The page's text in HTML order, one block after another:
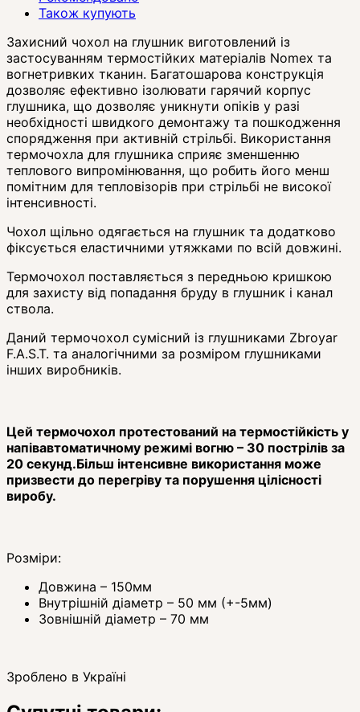
Також купують
Захисний чохол на глушник виготовлений із
застосуванням термостійких матеріалів Nomex та
вогнетривких тканин. Багатошарова конструкція
дозволяє ефективно ізолювати гарячий корпус
глушника, що дозволяє уникнути опіків у разі
необхідності швидкого демонтажу та пошкодження
спорядження при активній стрільбі. Використання
термочохла для глушника сприяє зменшенню
теплового випромінювання, що робить його менш
помітним для тепловізорів при стрільбі не високої
інтенсивності.
Чохол щільно одягається на глушник та додатково
фіксується еластичними утяжками по всій довжині.
Термочохол поставляється з передньою кришкою
для захисту від попадання бруду в глушник і канал
ствола.
Даний термочохол сумісний із глушниками Zbroyar
F.A.S.T. та аналогічними за розміром глушниками
інших виробників.
Цей термочохол протестований на термостійкість у
напівавтоматичному режимі вогню – 30 пострілів за
20 секунд.Більш інтенсивне використання може
призвести до перегріву та порушення цілісності
виробу.
Розміри:
Довжина – 150мм
Внутрішній діаметр – 50 мм (+-5мм)
Зовнішній діаметр – 70 мм
Зроблено в Україні